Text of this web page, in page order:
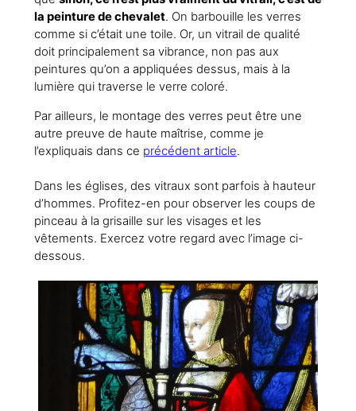
la peinture de chevalet. On barbouille les verres
comme si c’était une toile. Or, un vitrail de qualité
doit principalement sa vibrance, non pas aux
peintures qu’on a appliquées dessus, mais à la
lumière qui traverse le verre coloré.
Par ailleurs, le montage des verres peut être une
autre preuve de haute maîtrise, comme je
l’expliquais dans ce précédent article.
Dans les églises, des vitraux sont parfois à hauteur
d’hommes. Profitez-en pour observer les coups de
pinceau à la grisaille sur les visages et les
vêtements. Exercez votre regard avec l’image ci-
dessous.